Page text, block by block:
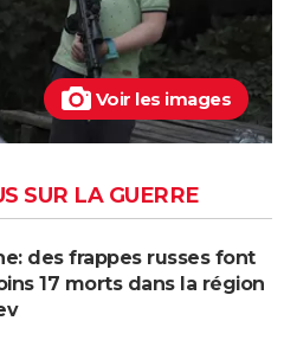
Voir les images
SUR LA GUERRE
des frappes russes font
17 morts dans la région